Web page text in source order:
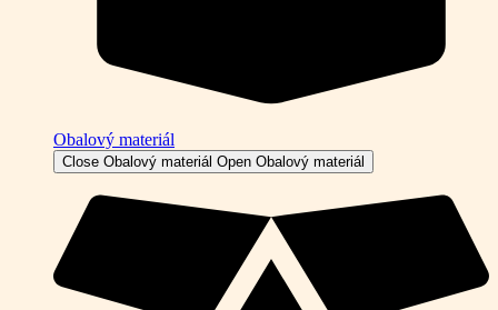
Obalový materiál
Close Obalový materiál Open Obalový materiál